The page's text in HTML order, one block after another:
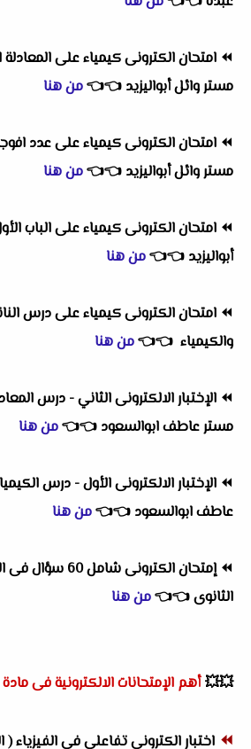
⏪ امتحان الكترونى كيمياء على المعادلة
مستر وائل أبواليزيد 👈
👈من هنا
⏪ امتحان الكترونى كيمياء على عدد
مستر وائل أبواليزيد 👈
👈من هنا
⏪ امتحان الكترونى كيمياء على الباب
أبواليزيد 👈
👈من هنا
⏪ امتحان الكترونى كيمياء على درس
والكيمياء 👈
👈من هنا
⏪ الإختبار الالكترونى الثاني - درس
مستر عاطف ابوالسعود 👈
👈من هنا
⏪ الإختبار الالكترونى الأول - درس
عاطف ابوالسعود 👈
👈من هنا
⏪
إمتحان الكترونى
الثانوى👈
👈من هنا
💥💥 أهم الإمتحانات الالكترونية فى مادة
⏪ اختبار الكترونى تفاعلى فى الفيزياء (